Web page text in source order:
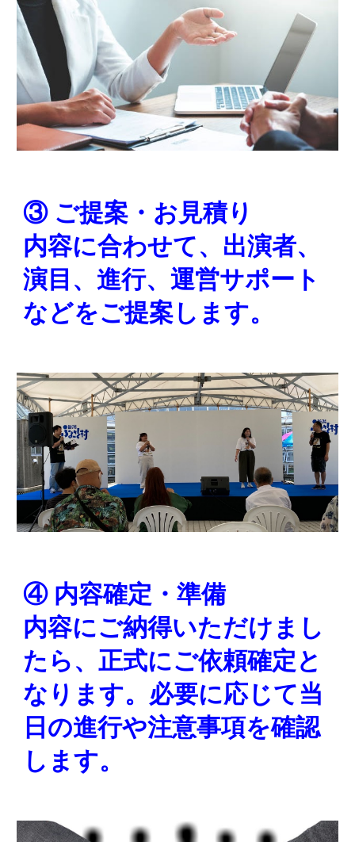
③ ご提案・お見積り
内容に合わせて、出演者、
演目、進行、運営サポート
などをご提案します。
④ 内容確定・準備
内容にご納得いただけまし
たら、正式にご依頼確定と
なります。必要に応じて当
日の進行や注意事項を確認
します。